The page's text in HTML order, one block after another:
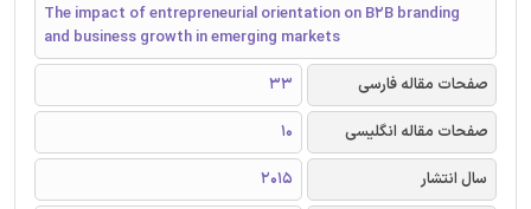
The impact of entrepreneurial orientation on B2B branding
and business growth in emerging markets
صفحات مقاله فارسی
33
صفحات مقاله انگلیسی
10
سال انتشار
2015